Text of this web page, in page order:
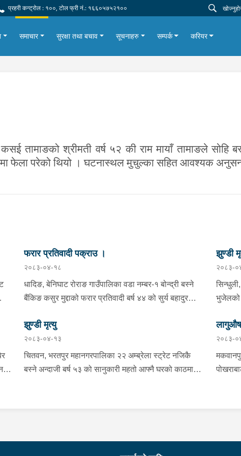
प्रहरी कन्ट्रोल : १००, टोल फ्री नं.: १६६०५७५२१००
समाचार सुरक्षा तथा बचाव सूचनाहरु सम्पर्क करियर
तामाङको श्रीमती वर्ष ५२ की राम मायाँ तामाङले सोहि
फेला परेको थियो । घटनास्थल मुचुल्का सहित आवश्यक
फरार प्रतिवादी पक्राउ ।
२०८३-०४-१८
धादिङ, बेनिघाट रोराङ गाउँपालिका वडा नम्बर-१ बोन्द्री बस्ने
बैंकिङ कसुर मुद्दाको फरार प्रतिवादी बर्ष ४४ को सुर्य बहादुर
झुण्डी
२०८३-
भुजेलको
प्राप्त
सहित
झुण्डी मृत्यु
२०८३-०४-१३
चितवन, भरतपुर महानगरपालिका २२ अम्ब्रेला स्ट्रेट नजिकै
बस्ने अन्दाजी बर्ष ५३ को सानुकारी महतो आफ्नै घरको काठमा
२०८३-